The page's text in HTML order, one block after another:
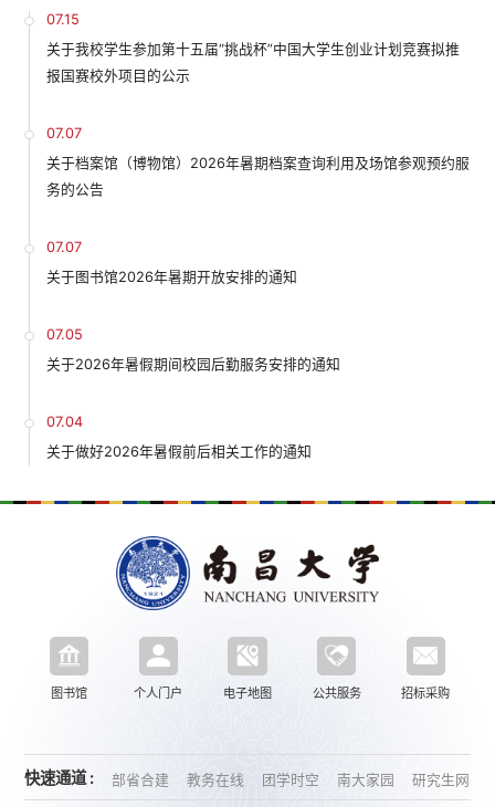
07.15
关于我校学生参加第十五届“挑战杯”中国大学生创业计划竞赛拟推
报国赛校外项目的公示
07.07
关于档案馆（博物馆）2026年暑期档案查询利用及场馆参观预约服
务的公告
07.07
关于图书馆2026年暑期开放安排的通知
07.05
关于2026年暑假期间校园后勤服务安排的通知
07.04
关于做好2026年暑假前后相关工作的通知
图书馆 个人门户 电子地图 公共服务 招标采购
快速通道 : 部省合建 教务在线 团学时空 南大家园 研究生网